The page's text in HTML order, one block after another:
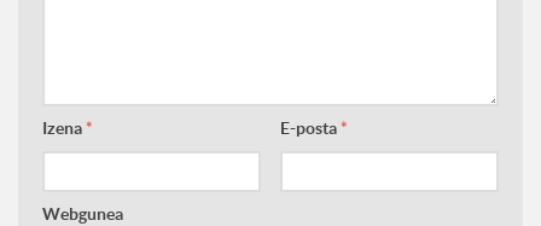
Izena* E-posta*
Webgunea